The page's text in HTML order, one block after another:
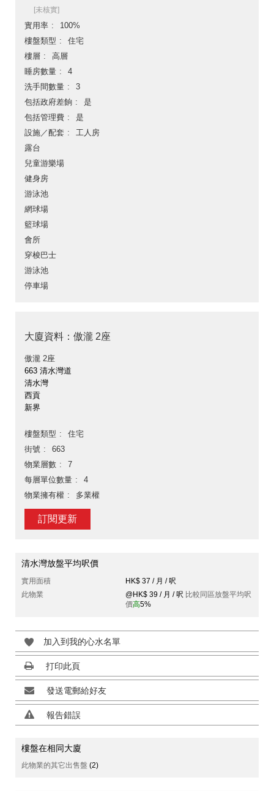
[未核實]
實用率
100%
樓盤類型
住宅
樓層
高層
睡房數量
4
洗手間數量
3
包括政府差餉
是
包括管理費
是
設施／配套
工人房
露台
兒童游樂場
健身房
游泳池
網球場
籃球場
會所
穿梭巴士
游泳池
停車場
大廈資料：傲瀧 2座
傲瀧 2座
663 清水灣道
清水灣
西貢
新界
樓盤類型
住宅
街號
663
物業層數
7
每層單位數量
4
物業擁有權
多業權
訂閱更新
清水灣放盤平均呎價
實用面積
HK$ 37 / 月 / 呎
此物業
@HK$ 39 / 月 / 呎 比較同區放盤平均呎
價高5%
加入到我的心水名單
打印此頁
發送電郵給好友
報告錯誤
樓盤在相同大廈
此物業的其它出售盤 (2)